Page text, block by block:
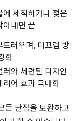
에 세척하거나 젖은
아내면 끝
드러우며, 미끄럼 방
화
러와 세련된 디자인
리어 효과 극대화
든 단점을 보완하고